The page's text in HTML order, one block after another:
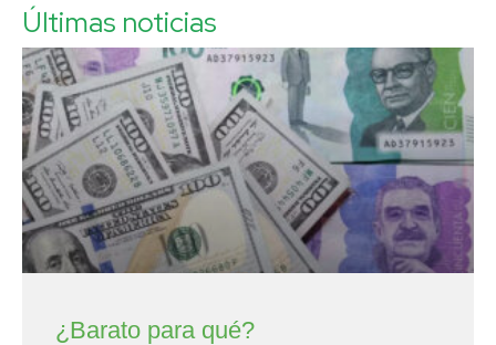
Últimas noticias
¿Barato para qué?